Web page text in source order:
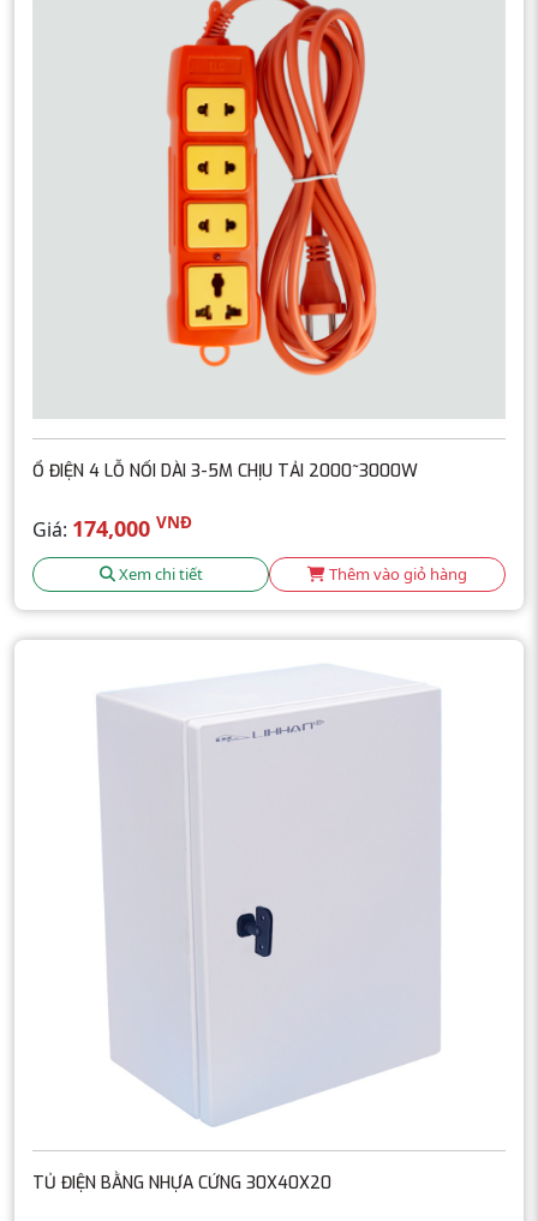
Ổ ĐIỆN 4 LỖ NỐI DÀI 3-5M CHỊU TẢI 2000~3000W
Giá: 174,000 VNĐ
Xem chi tiết Thêm vào giỏ hàng
TỦ ĐIỆN BẰNG NHỰA CỨNG 30X40X20